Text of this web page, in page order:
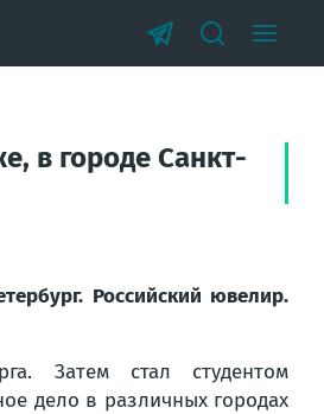
в городе Санкт-
Российский ювелир.
Затем стал студентом
дело в различных городах